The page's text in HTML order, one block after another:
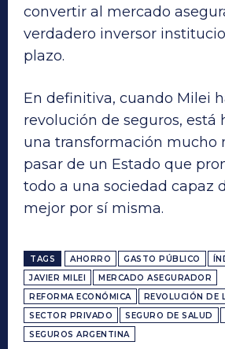
convertir al mercado
verdadero inversor
plazo.
En definitiva, cuando Milei
revolución de seguros, está
una transformación mucho
pasar de un Estado que
todo a una sociedad capaz
mejor por sí misma.
TAGS AHORRO GASTO PÚBLICO
JAVIER MILEI
MERCADO ASEGURADOR
REFORMA ECONÓMICA
REVOLUCIÓN DE
SECTOR PRIVADO
SEGURO DE SALUD
SEGUROS ARGENTINA